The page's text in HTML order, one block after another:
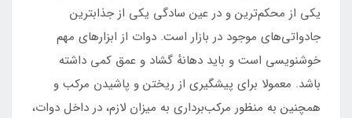
یکی از محکم‌ترین و در عین سادگی یکی از جذابترین
جادواتی‌های موجود در بازار است. دوات از ابزارهای مهم
خوشنویسی است و باید دهانهٔ گشاد و عمق کمی داشته
باشد. معمولا برای پیشگیری از ریختن و پاشیدن مرکب و
همچنین به منظور مرکب‌برداری به میزان لازم، در داخل دوات،